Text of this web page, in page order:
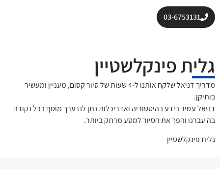
03-6753131
גלית פינקלשטיין
מדריך דניאל שלקח אותנו ל-4 שעות של סיור קסום, מעניין ומעשיר
בותיקן.
דניאל עשיר בידע בהיסטוריה ואדריכלות נתן לנו ערך מוסף בכל נקודה
בה עברנו והפך את הסיור למסע מרתק ביותר.
גלית פינקלשטיין